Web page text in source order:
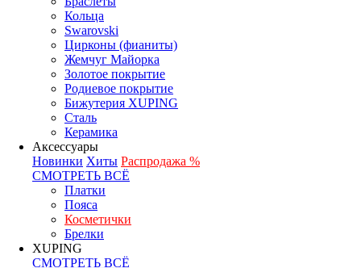
Кольца
Swarovski
Цирконы (фианиты)
Жемчуг Майорка
Золотое покрытие
Родиевое покрытие
Бижутерия XUPING
Сталь
Керамика
Аксессуары
Новинки Хиты Распродажа %
СМОТРЕТЬ ВСЁ
Платки
Пояса
Косметички
Брелки
XUPING
СМОТРЕТЬ ВСЁ